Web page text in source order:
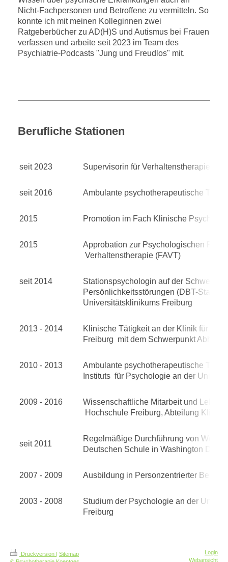
Nicht-Fachpersonen und Betroffene zu vermitteln. So
konnte ich mit meinen Kolleginnen zwei
Ratgeberbücher zu AD(H)S und Autismus bei Frauen
verfassen und arbeite seit 2023 im Team des
Psychiatrie-Podcasts "Jung und Freudlos" mit.
Berufliche Stationen
seit 2023 Supervisorin für Verhaltenstherapie
seit 2016 Ambulante psychotherapeutische
2015 Promotion im Fach Klinische
2015
Approbation zur Psychologischen
Verhaltenstherapie (FAVT)
seit 2014
Stationspsychologin auf der
Persönlichkeitsstörungen (DBT-
Universitätsklinikums Freiburg
2013 - 2014
Klinische Tätigkeit an der Klinik für
Freiburg mit dem Schwerpunkt
2010 - 2013
Ambulante psychotherapeutische
Instituts für Psychologie an der
2009 - 2016
Wissenschaftliche Mitarbeit und
Hochschule Freiburg, Abteilung
seit 2011
Regelmäßige Durchführung von
Deutschen Schule in Washington DC,
2007 - 2009 Ausbildung in Personzentrierter
2003 - 2008
Studium der Psychologie an der
Freiburg
Druckversion
Sitemap
Login
Webansicht